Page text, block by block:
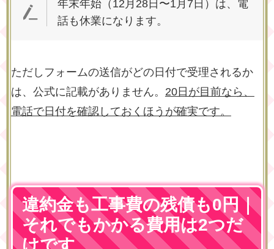
年末年始（12月28日〜1月7日）は、電
話も休業になります。
ただしフォームの送信がどの日付で受理されるか
は、公式に記載がありません。 20日が目前なら、
電話で日付を確認しておくほうが確実です。
違約金も工事費の残債も0円｜
それでもかかる費用は2つだ
けです